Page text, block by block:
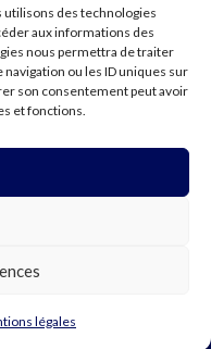
des technologies
aux informations des
nous permettra de traiter
ou les ID uniques sur
son consentement peut avoir
et fonctions.
légales
Création